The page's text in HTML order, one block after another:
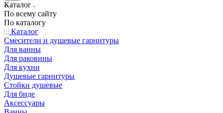
Каталог
По всему сайту
По каталогу
Каталог
Смесители и душевые гарнитуры
Для ванны
Для раковины
Для кухни
Душевые гарнитуры
Стойки душевые
Для биде
Аксессуары